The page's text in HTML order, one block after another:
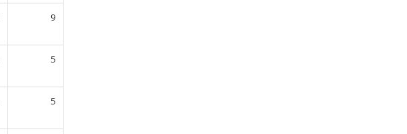
9
5
5